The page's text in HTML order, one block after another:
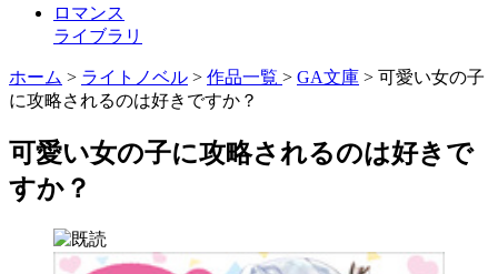
ロマンス
ライブラリ
ホーム > ライトノベル > 作品一覧 > GA文庫 > 可愛い女の子
に攻略されるのは好きですか？
可愛い女の子に攻略されるのは好きで
すか？